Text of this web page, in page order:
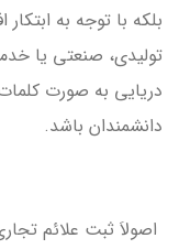
بلکه با توجه به
تولیدی، صنعتی یا
دریایی به صورت
دانشمندان باشد.
اصولاَ ثبت علائم